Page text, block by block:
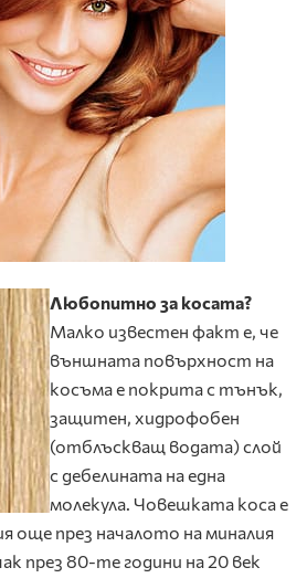
Любопитно за косата?
Малко известен факт е, че
външната повърхност на
косъма е покрита с тънък,
защитен, хидрофобен
(отблъскващ водата) слой
с дебелината на една
молекула. Човешката коса е
още през началото на миналия
през 80-те години на 20 век